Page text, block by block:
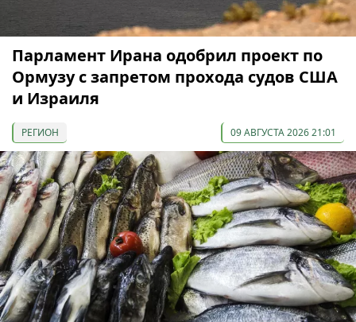
Парламент Ирана одобрил проект по
Ормузу с запретом прохода судов США
и Израиля
РЕГИОН 09 АВГУСТА 2026 21:01